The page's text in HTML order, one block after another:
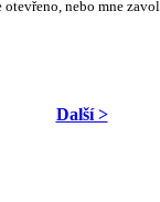
nebo mne
Další >